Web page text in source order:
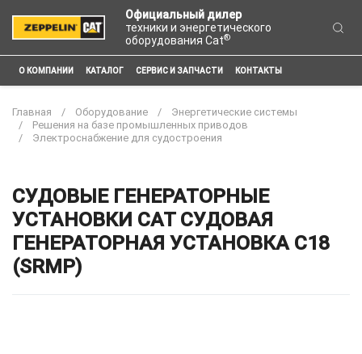
Официальный дилер
техники и энергетического
оборудования Cat®
О КОМПАНИИ КАТАЛОГ СЕРВИС И ЗАПЧАСТИ КОНТАКТЫ
Главная Оборудование
Энергетические системы
Решения на базе промышленных приводов
Электроснабжение для судостроения
СУДОВЫЕ ГЕНЕРАТОРНЫЕ
УСТАНОВКИ CAT СУДОВАЯ
ГЕНЕРАТОРНАЯ УСТАНОВКА C18
(SRMP)